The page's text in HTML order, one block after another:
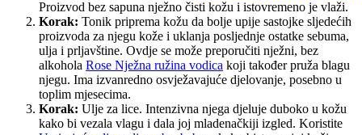
Proizvod bez sapuna nježno čisti kožu i istovremeno je vlaži.
Korak: Tonik priprema kožu da bolje upije sastojke sljedećih
proizvoda za njegu kože i uklanja posljednje ostatke sebuma,
ulja i prljavštine. Ovdje se može preporučiti nježni, bez
alkohola Rose Nježna ružina vodica koji također pruža blagu
njegu. Ima izvanredno osvježavajuće djelovanje, posebno u
toplim mjesecima.
Korak: Ulje za lice. Intenzivna njega djeluje duboko u kožu
kako bi vezala vlagu i dala joj mladenačkiji izgled. Koristite